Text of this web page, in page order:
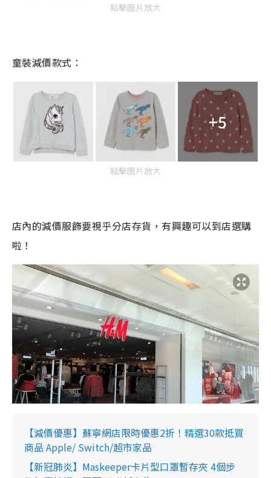
點擊圖片放大
童裝減價款式：
+5
點擊圖片放大
店內的減價服飾要視乎分店存貨，有興趣可以到店選購
啦！
【減價優惠】蘇寧網店限時優惠2折！精選30款抵買
商品 Apple/ Switch/超市家品
【新冠肺炎】Maskeeper卡片型口罩暫存夾 4個步